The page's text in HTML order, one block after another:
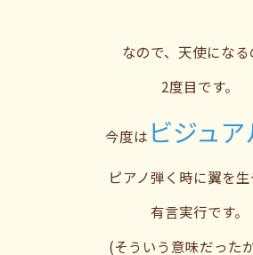
なので、天使になる
2度目です。
今度は ビジュア
ピアノ弾く時に翼を生
有言実行です。
(そういう意味だった